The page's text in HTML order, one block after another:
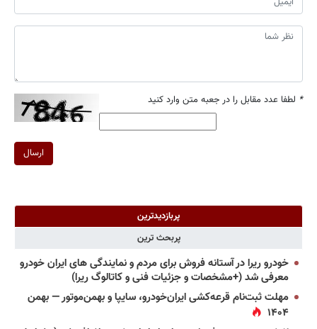
* لطفا عدد مقابل را در جعبه متن وارد کنید
ارسال
پربازدیدترین
پربحث ترین
خودرو ریرا در آستانه فروش برای مردم و نمایندگی های ایران خودرو
معرفی شد (+مشخصات و جزئیات فنی و کاتالوگ ریرا)
مهلت ثبت‌نام قرعه‌کشی ایران‌خودرو، سایپا و بهمن‌موتور — بهمن
۱۴۰۴